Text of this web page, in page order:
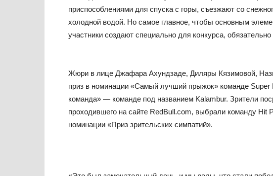
приспособлениями для спуска с горы, съезжают со
холодной водой. Но самое главное, чтобы основным
участники создают специально для конкурса,
Жюри в лице Джафара Ахундзаде, Диляры Кязимовой,
приз в номинации «Самый лучший прыжок» команде Super
команда» — команде под названием Kalambur. Зрители
проходившего на сайте RedBull.com, выбрали команду Hit
номинации «Приз зрительских симпатий».